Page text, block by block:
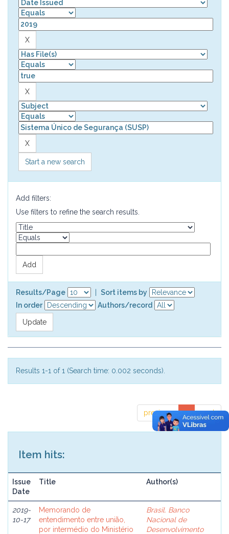
Start a new search
Add filters:
Use filters to refine the search results.
Results/Page
Sort items by
In order
Authors/record
Results 1-1 of 1 (Search time: 0.002 seconds).
previous 1 next
Item hits:
Issue
Date
Title Author(s)
2019-
10-17
Memorando de
entendimento entre união,
por intermédio do Ministério
Brasil. Banco
Nacional de
Desenvolvimento